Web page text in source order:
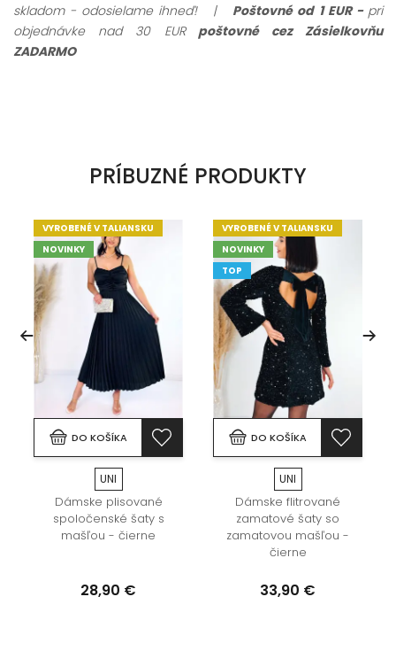
skladom - odosielame ihneď!
| Poštovné od 1 EUR - pri
objednávke nad 30 EURpoštovné cez Zásielkovňu
ZADARMO
PRÍBUZNÉ PRODUKTY
VYROBENÉ V TALIANSKU
NOVINKY
DO KOŠÍKA
UNI
Dámske plisované
spoločenské šaty s
mašľou - čierne
28,90 €
VYROBENÉ V TALIANSKU
NOVINKY
TOP
DO KOŠÍKA
UNI
Dámske flitrované
zamatové šaty so
zamatovou mašľou -
čierne
33,90 €